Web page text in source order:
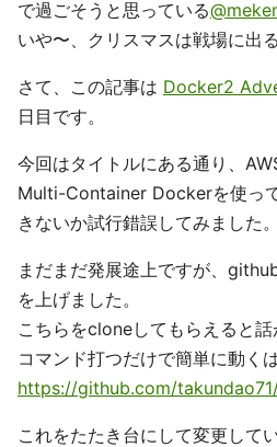
で過ごそうと思っている
いや〜、クリスマスは戦場に出
さて、この記事は Docker2
日目です。
今回はタイトルにある通り、
Multi-Container Dockerを使っ
きないか試行錯誤してみました。
まだまだ発展途上ですが、
を上げました。
こちらをcloneしてもらえると
コマンド打つだけで簡単に動く
https://github.com/
これをたたき台にして変更して